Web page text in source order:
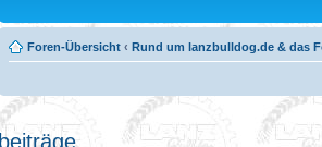
Foren-Übersicht ‹ Rund um lanzbulldog.de & das
beiträge